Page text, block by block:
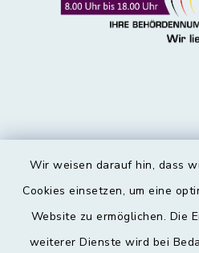
Wir weisen darauf hin, dass
Cookies einsetzen, um eine
Website zu ermöglichen. Die
weiterer Dienste wird bei